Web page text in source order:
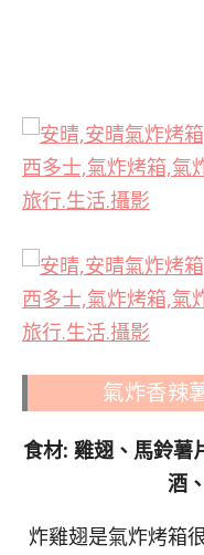
氣炸香辣
食材: 雞翅、馬鈴薯
酒
炸雞翅是氣炸烤箱